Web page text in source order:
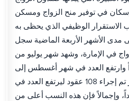
في توفير منح الزواج ومسكن
الاستقرار الوظيفي الذي يحظى به
مدى الأشهر الأربعة الماضية سجل
في الإمارة، وشهد شهر يوليو من
الجاري 98 عقداً وارتفع العدد في شهر أغسطس إلى
113، وفي سبتمبر تم إجراء 108 عقود ليرتفع العدد في
إلى 147 عقداً، وإجمالاً فإن هذه النسب أعلى من